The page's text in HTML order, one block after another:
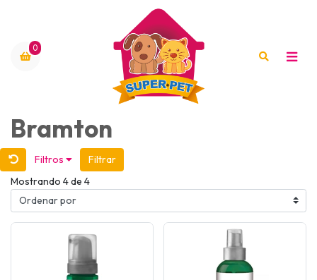
0
Bramton
Filtros
Filtrar
Mostrando 4 de 4